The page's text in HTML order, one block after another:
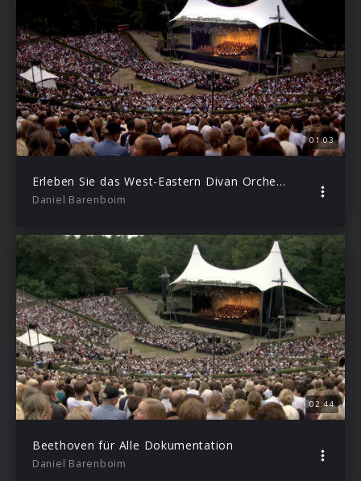
01:03
Erleben Sie das West-Eastern Divan Orchestra und Daniel Barenboim am 25.08.2013 in Berlin
Daniel Barenboim
02:44
Beethoven für Alle Dokumentation
Daniel Barenboim